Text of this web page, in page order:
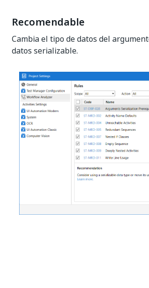
Recomendable
Cambia el tipo de datos del
datos serializable.